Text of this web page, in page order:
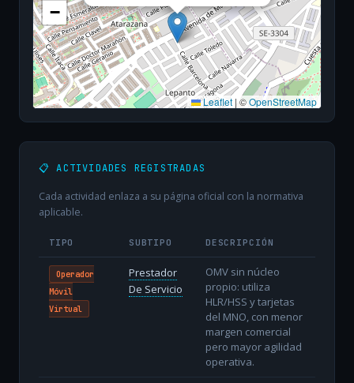
−
Leaflet | ©OpenStreetMap
📋 ACTIVIDADES REGISTRADAS
Cada actividad enlaza a su página oficial con la normativa
aplicable.
TIPO SUBTIPO DESCRIPCIÓN
Operador
Móvil
Virtual
Prestador
De Servicio
OMV sin núcleo
propio: utiliza
HLR/HSS y tarjetas
del MNO, con menor
margen comercial
pero mayor agilidad
operativa.